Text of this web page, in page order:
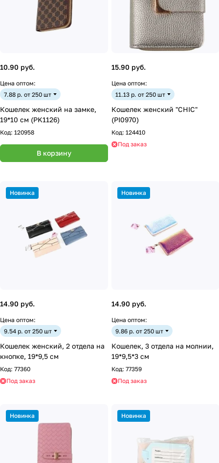
10.90 руб.
Цена оптом:
7.88 р. от 250 шт
Кошелек женский на замке,
19*10 см (PK1126)
Код: 120958
В корзину
15.90 руб.
Цена оптом:
11.13 р. от 250 шт
Кошелек женский "CHIC"
(PI0970)
Код: 124410
Под заказ
Новинка
14.90 руб.
Цена оптом:
9.54 р. от 250 шт
Кошелек женский, 2 отдела на
кнопке, 19*9,5 см
Код: 77360
Под заказ
Новинка
14.90 руб.
Цена оптом:
9.86 р. от 250 шт
Кошелек, 3 отдела на молнии,
19*9,5*3 см
Код: 77359
Под заказ
Новинка Новинка